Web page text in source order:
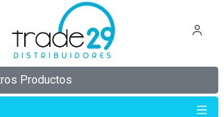
Productos